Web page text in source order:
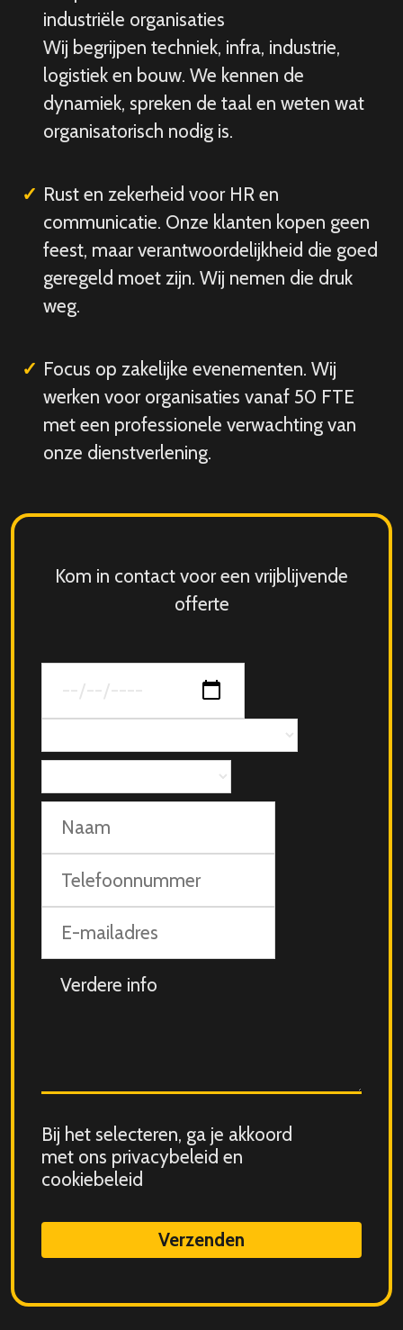
industriële organisaties
Wij begrijpen techniek, infra, industrie,
logistiek en bouw. We kennen de
dynamiek, spreken de taal en weten wat
organisatorisch nodig is.
Rust en zekerheid voor HR en
communicatie. Onze klanten kopen geen
feest, maar verantwoordelijkheid die goed
geregeld moet zijn. Wij nemen die druk
weg.
Focus op zakelijke evenementen. Wij
werken voor organisaties vanaf 50 FTE
met een professionele verwachting van
onze dienstverlening.
Kom in contact voor een vrijblijvende
offerte
van
jouw
personen
mailadres
Aanvullende
info
Consent
for
storing
data
Bij het selecteren, ga je akkoord
met ons privacybeleid en
cookiebeleid